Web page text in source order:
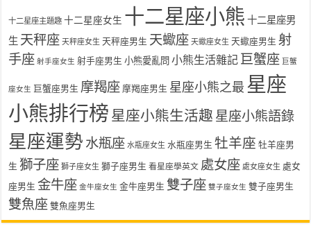
十二星座主題趣 十二星座女生 十二星座小熊 十二星座男
生 天秤座 天秤座女生 天秤座男生 天蠍座 天蠍座女生 天蠍座男生 射
手座 射手座女生 射手座男生 小熊愛亂問 小熊生活雜記 巨蟹座 巨蟹
座女生 巨蟹座男生 摩羯座 摩羯座男生 星座小熊之最 星座
小熊排行榜 星座小熊生活趣 星座小熊語錄
星座運勢 水瓶座 水瓶座女生 水瓶座男生 牡羊座 牡羊座男
生 獅子座 獅子座女生 獅子座男生 看星座學英文 處女座 處女座女生 處女
座男生 金牛座 金牛座女生 金牛座男生 雙子座 雙子座女生 雙子座男生
雙魚座 雙魚座男生